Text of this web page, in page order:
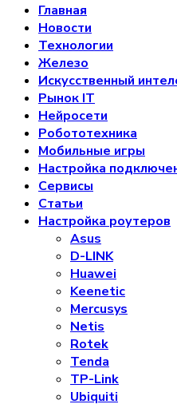
Главная
Новости
Технологии
Железо
Искусственный
Рынок IT
Нейросети
Робототехника
Мобильные игры
Настройка
Сервисы
Статьи
Настройка роутеров
Asus
D-LINK
Huawei
Keenetic
Mercusys
Netis
Rotek
Tenda
TP-Link
Ubiquiti